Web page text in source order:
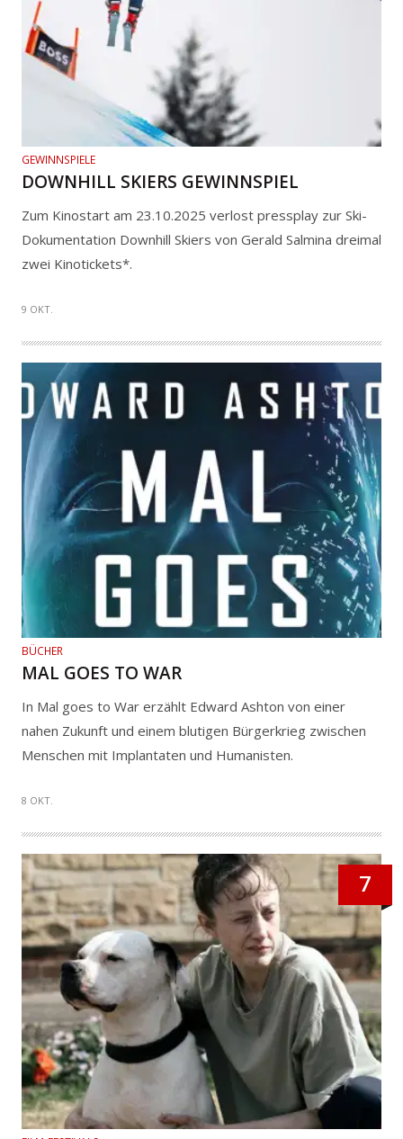
GEWINNSPIELE
DOWNHILL SKIERS GEWINNSPIEL
Zum Kinostart am 23.10.2025 verlost pressplay zur Ski-
Dokumentation Downhill Skiers von Gerald Salmina dreimal
zwei Kinotickets*.
9 OKT.
BÜCHER
MAL GOES TO WAR
In Mal goes to War erzählt Edward Ashton von einer
nahen Zukunft und einem blutigen Bürgerkrieg zwischen
Menschen mit Implantaten und Humanisten.
8 OKT.
7